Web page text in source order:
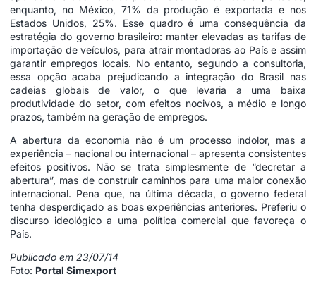
enquanto, no México, 71% da produção é exportada e nos
Estados Unidos, 25%. Esse quadro é uma consequência da
estratégia do governo brasileiro: manter elevadas as tarifas de
importação de veículos, para atrair montadoras ao País e assim
garantir empregos locais. No entanto, segundo a consultoria,
essa opção acaba prejudicando a integração do Brasil nas
cadeias globais de valor, o que levaria a uma baixa
produtividade do setor, com efeitos nocivos, a médio e longo
prazos, também na geração de empregos.
A abertura da economia não é um processo indolor, mas a
experiência – nacional ou internacional – apresenta consistentes
efeitos positivos. Não se trata simplesmente de “decretar a
abertura”, mas de construir caminhos para uma maior conexão
internacional. Pena que, na última década, o governo federal
tenha desperdiçado as boas experiências anteriores. Preferiu o
discurso ideológico a uma política comercial que favoreça o
País.
Publicado em 23/07/14
Foto: Portal Simexport